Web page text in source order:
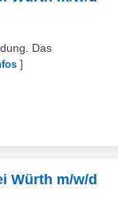
Das
]
Würth m/w/d